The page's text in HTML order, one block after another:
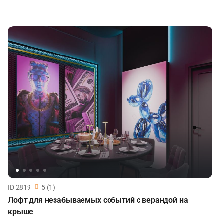
ID 2819 5 (1)
Лофт для незабываемых событий с верандой на
крыше